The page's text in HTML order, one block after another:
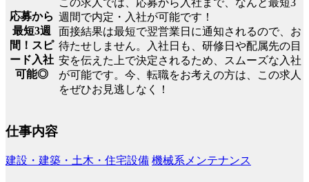
応募から
最短3週
間！スピ
ード入社
可能◎
週間で内定・入社が可能です！
面接結果は最短で翌営業日に通知されるので、お
待たせしません。入社日も、研修日や配属先の目
安を伝えた上で決定されるため、スムーズな入社
が可能です。今、転職をお考えの方は、この求人
をぜひお見逃しなく！
仕事内容
建設・建築・土木・住宅設備 機械系メンテナンス